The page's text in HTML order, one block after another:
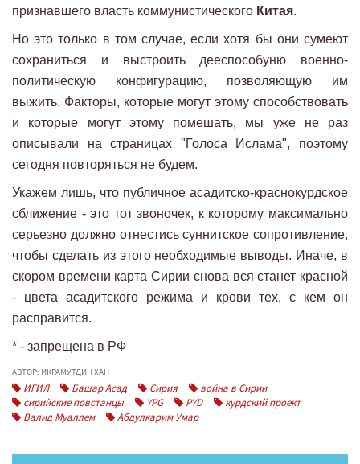
признавшего власть коммунистического Китая.
Но это только в том случае, если хотя бы они сумеют
сохраниться и выстроить дееспособуню военно-
политическую конфигурацию, позволяющую им
выжить. Факторы, которые могут этому способствовать
и которые могут этому помешать, мы уже не раз
описывали на страницах "Голоса Ислама", поэтому
сегодня повторяться не будем.
Укажем лишь, что публичное асадитско-краснокурдское
сближение - это тот звоночек, к которому максимально
серьезно должно отнестись суннитское сопротивление,
чтобы сделать из этого необходимые выводы. Иначе, в
скором времени карта Сирии снова вся станет красной
- цвета асадитского режима и крови тех, с кем он
расправится.
* - запрещена в РФ
АВТОР: ИКРАМУТДИН ХАН
ИГИЛ Башар Асад Сирия
война в Сирии
сирийские повстанцы
YPG PYD
курдский проект
Валид Муаллем
Абдулкарим Умар